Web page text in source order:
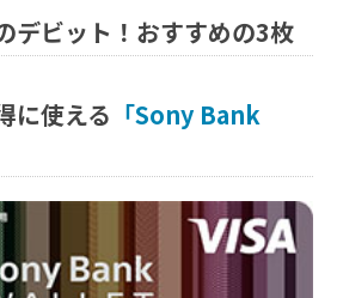
デビット！おすすめの3枚
に使える 「Sony Bank